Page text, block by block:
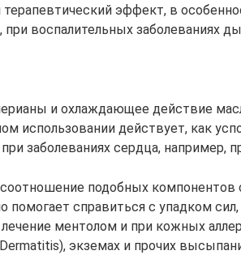
эффект, в
при воспалительных заболеваниях
и охлаждающее действие
использовании действует, как
заболеваниях сердца, например,
соотношение подобных
помогает справиться с упадком
ментолом и при кожных
экземах и прочих